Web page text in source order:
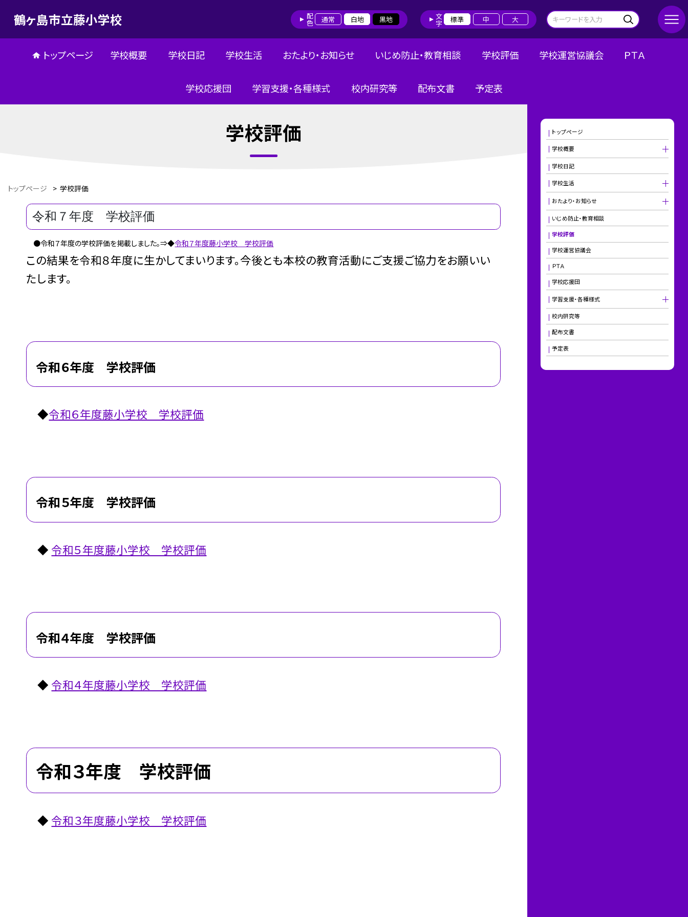
鶴ヶ島市立藤小学校 配色 通常 白地 黒地 文字 標準 中 大
トップページ 学校概要 学校日記 学校生活 おたより・お知らせ いじめ防止・教育相談 学校評価 学校運営協議会 ＰＴＡ
学校応援団 学習支援・各種様式 校内研究等 配布文書 予定表
学校評価
トップページ > 学校評価
令和７年度 学校評価
●令和７年度の学校評価を掲載しました。⇒◆令和７年度藤小学校 学校評価
この結果を令和８年度に生かしてまいります。今後とも本校の教育活動にご支援ご協力をお願いい
たします。
令和６年度 学校評価
◆令和６年度藤小学校 学校評価
令和５年度 学校評価
◆ 令和５年度藤小学校 学校評価
令和４年度 学校評価
◆ 令和４年度藤小学校 学校評価
令和３年度 学校評価
◆ 令和３年度藤小学校 学校評価
トップページ
学校概要
学校日記
学校生活
おたより・お知らせ
いじめ防止・教育相談
学校評価
学校運営協議会
ＰＴＡ
学校応援団
学習支援・各種様式
校内研究等
配布文書
予定表